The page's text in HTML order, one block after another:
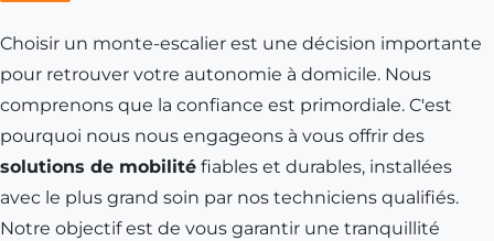
Choisir un monte-escalier est une décision importante
pour retrouver votre autonomie à domicile. Nous
comprenons que la confiance est primordiale. C'est
pourquoi nous nous engageons à vous offrir des
solutions de mobilité fiables et durables, installées
avec le plus grand soin par nos techniciens qualifiés.
Notre objectif est de vous garantir une tranquillité